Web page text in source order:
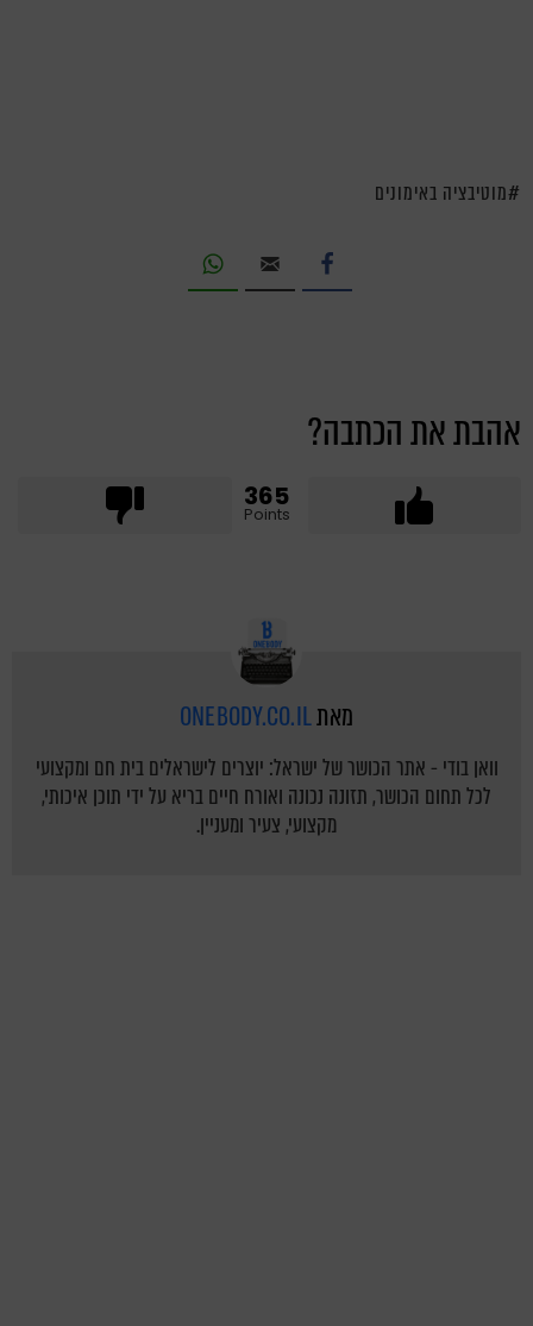
מוטיבציה באימונים
אהבת את הכתבה?
365
Points
מאתONEBODY.CO.IL
וואן בודי - אתר הכושר של ישראל: יוצרים לישראלים בית חם ומקצועי
לכל תחום הכושר, תזונה נכונה ואורח חיים בריא על ידי תוכן איכותי,
מקצועי, צעיר ומעניין.